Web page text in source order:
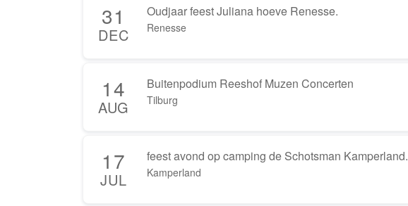
31
DEC
Oudjaar feest Juliana hoeve Renesse.
Renesse
14
AUG
Buitenpodium Reeshof Muzen Concerten
Tilburg
17
JUL
feest avond op camping de Schotsman Kamperland.
Kamperland